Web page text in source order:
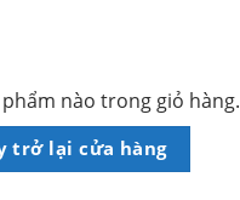
nào trong giỏ hàng.
trở lại cửa hàng